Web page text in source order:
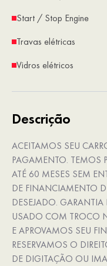
Start / Stop Engine
Travas elétricas
Vidros elétricos
Descrição
ACEITAMOS SEU
PAGAMENTO. TEMOS
ATÉ 60 MESES SEM
DE FINANCIAMENTO
DESEJADO.
USADO COM TROCO
E APROVAMOS SEU
RESERVAMOS O
DE DIGITAÇÃO OU